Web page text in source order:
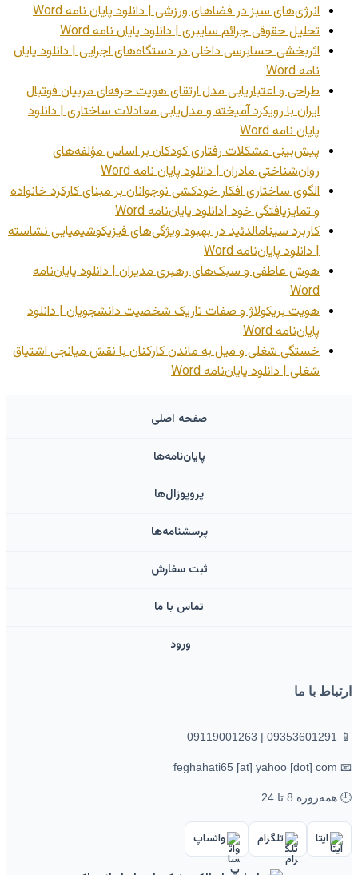
انرژی‌های سبز در فضاهای ورزشی | دانلود پایان نامه Word
تحلیل حقوقی جرائم سایبری | دانلود پایان نامه Word
اثربخشی حسابرسی داخلی در دستگاه‌های اجرایی | دانلود پایان
نامه Word
طراحی و اعتباریابی مدل ارتقای هویت حرفه‌ای مربیان فوتبال
ایران با رویکرد آمیخته و مدل‌یابی معادلات ساختاری | دانلود
پایان نامه Word
پیش‌بینی مشکلات رفتاری کودکان بر اساس مؤلفه‌های
روان‌شناختی مادران | دانلود پایان نامه Word
الگوی ساختاری افکار خودکشی نوجوانان بر مبنای کارکرد خانواده
و تمایزیافتگی خود |دانلود پایان‌نامه Word
کاربرد سینامالدئید در بهبود ویژگی‌های فیزیکوشیمیایی نشاسته
| دانلود پایان‌نامه Word
هوش عاطفی و سبک‌های رهبری مدیران | دانلود پایان‌نامه
Word
هویت بریکولاژ و صفات تاریک شخصیت دانشجویان | دانلود
پایان‌نامه Word
خستگی شغلی و میل به ماندن کارکنان با نقش میانجی اشتیاق
شغلی | دانلود پایان‌نامه Word
صفحه اصلی
پایان‌نامه‌ها
پروپوزال‌ها
پرسشنامه‌ها
ثبت سفارش
تماس با ما
ورود ‌
ارتباط با ما
📱 09353601291 | 09119001263
📧 feghahati65 [at] yahoo [dot] com
🕘 همه‌روزه 8 تا 24
ایتا تلگرام واتساپ